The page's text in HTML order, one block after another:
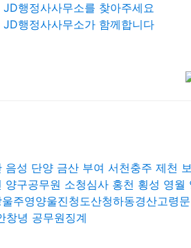
행정사사무소를 찾아주세요
행정사사무소가 함께합니다
음성 단양 금산 부여 서천충주 제천
양구공무원 소청심사 홍천 횡성 영
주영양울진청도산청하동경산고령
창녕 공무원징계